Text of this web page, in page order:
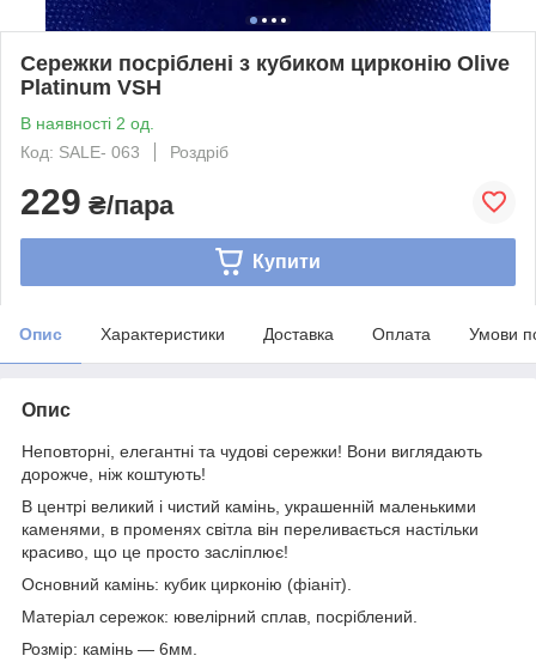
Сережки посріблені з кубиком цирконію Olive
Platinum VSH
В наявності 2 од.
Код: SALE- 063
Роздріб
229 ₴/пара
Купити
Опис Характеристики Доставка Оплата Умови
Опис
Неповторні, елегантні та чудові сережки! Вони виглядають
дорожче, ніж коштують!
В центрі великий і чистий камінь, украшенній маленькими
каменями, в променях світла він переливається настільки
красиво, що це просто засліплює!
Основний камінь: кубик цирконію (фіаніт).
Матеріал сережок: ювелірний сплав, посріблений.
Розмір: камінь ― 6мм.